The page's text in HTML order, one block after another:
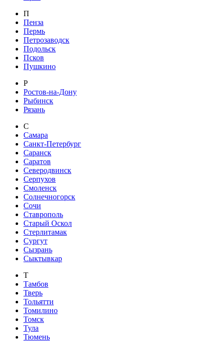
П
Пенза
Пермь
Петрозаводск
Подольск
Псков
Пушкино
Р
Ростов-на-Дону
Рыбинск
Рязань
С
Самара
Санкт-Петербург
Саранск
Саратов
Северодвинск
Серпухов
Смоленск
Солнечногорск
Сочи
Ставрополь
Старый Оскол
Стерлитамак
Сургут
Сызрань
Сыктывкар
Т
Тамбов
Тверь
Тольятти
Томилино
Томск
Тула
Тюмень